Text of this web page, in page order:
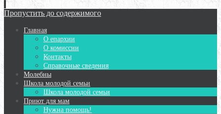
Пропустить до содержимого
Главная
О епархии
О комиссии
Контакты
Справочные сведения
Молебны
Школа молодой семьи
Школа молодой семьи
Приют для мам
Нужна помощь!